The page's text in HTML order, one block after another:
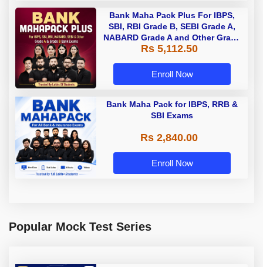
Bank Maha Pack Plus For IBPS,
SBI, RBI Grade B, SEBI Grade A,
NABARD Grade A and Other Grade
A & Grade B Bank Exams
Rs 5,112.50
Enroll Now
Bank Maha Pack for IBPS, RRB &
SBI Exams
Rs 2,840.00
Enroll Now
Popular Mock Test Series